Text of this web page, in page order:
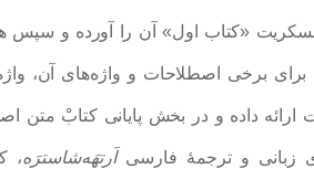
«کتاب اول» آن را آورده‌ و سپس
برای برخی اصطلاحات و واژه‌های آن،
ارائه داده‌ و در بخش پایانی کتابْ متن
زبانی و ترجمۀ فارسیاَرتهَه‌شاسترَه،